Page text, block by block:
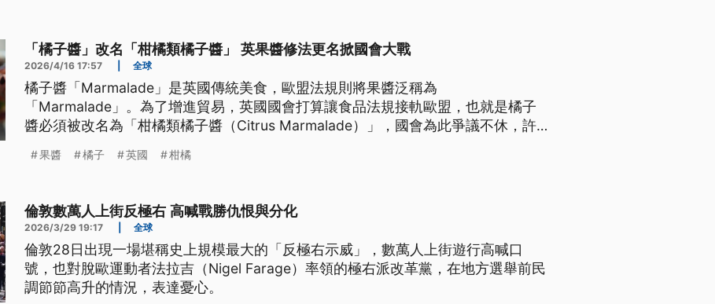
「橘子醬」改名「柑橘類橘子醬」 英果醬修法更名掀國會大戰
2026/4/16 17:57 全球
橘子醬「Marmalade」是英國傳統美食，歐盟法規則將果醬泛稱為
「Marmalade」。為了增進貿易，英國國會打算讓食品法規接軌歐盟，也就是橘子
醬必須被改名為「柑橘類橘子醬（Citrus Marmalade）」，國會為此爭議不休，許
果醬 橘子 英國 柑橘
倫敦數萬人上街反極右 高喊戰勝仇恨與分化
2026/3/29 19:17 全球
倫敦28日出現一場堪稱史上規模最大的「反極右示威」，數萬人上街遊行高喊口
號，也對脫歐運動者法拉吉（Nigel Farage）率領的極右派改革黨，在地方選舉前民
調節節高升的情況，表達憂心。